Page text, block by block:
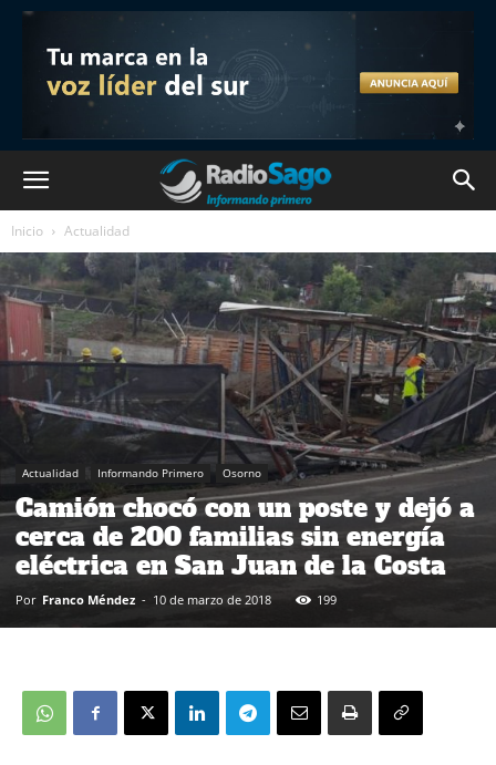
Inicio Actualidad
Actualidad Informando Primero Osorno
Camión chocó con un poste y dejó a
cerca de 200 familias sin energía
eléctrica en San Juan de la Costa
Por Franco Méndez - 10 de marzo de 2018 199